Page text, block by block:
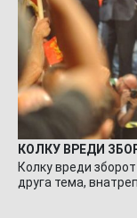
КОЛКУ ВРЕДИ
Колку вреди
друга тема,